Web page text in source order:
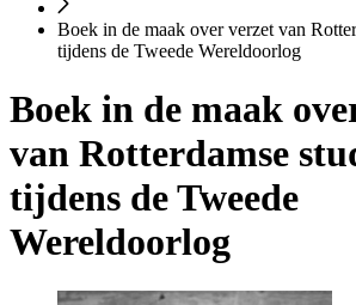
Boek in de maak over verzet van
tijdens de Tweede Wereldoorlog
Boek in de maak
van Rotterdamse
tijdens de Tweede
Wereldoorlog